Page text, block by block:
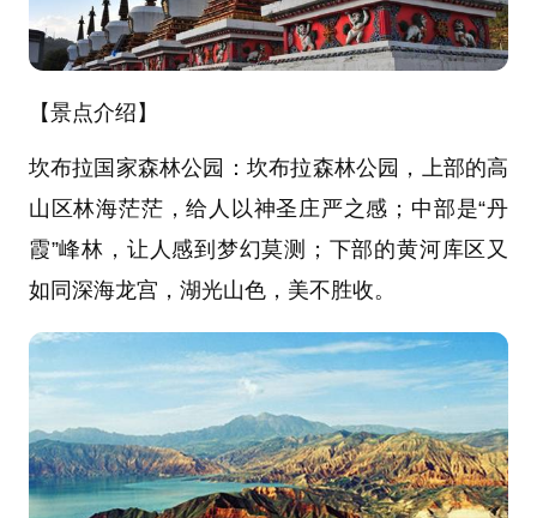
【景点介绍】
坎布拉国家森林公园： 坎布拉森林公园，上部的高
山区林海茫茫，给人以神圣庄严之感；中部是“丹
霞”峰林，让人感到梦幻莫测；下部的黄河库区又
如同深海龙宫，湖光山色，美不胜收。